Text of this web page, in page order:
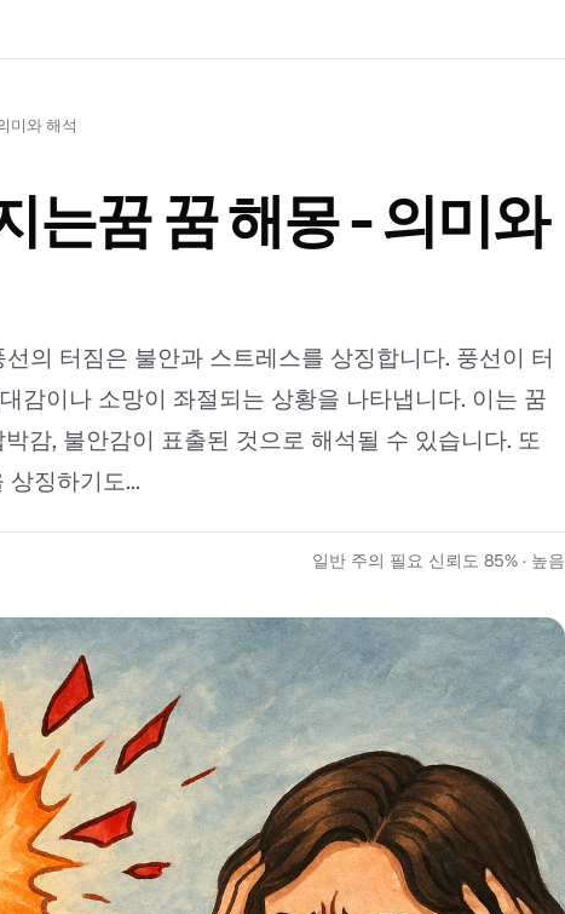
미와 해석
는꿈 꿈 해몽 - 의미와
의 터짐은 불안과 스트레스를 상징합니다. 풍선이 터
감이나 소망이 좌절되는 상황을 나타냅니다. 이는 꿈
감, 불안감이 표출된 것으로 해석될 수 있습니다. 또
상징하기도...
일반 주의 필요 신뢰도 85% · 높음